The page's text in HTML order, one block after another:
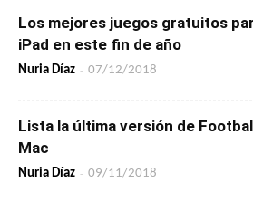
Los mejores juegos gratuitos
iPad en este fin de año
Nuria Díaz - 07/12/2018
Lista la última versión de
Mac
Nuria Díaz - 09/11/2018